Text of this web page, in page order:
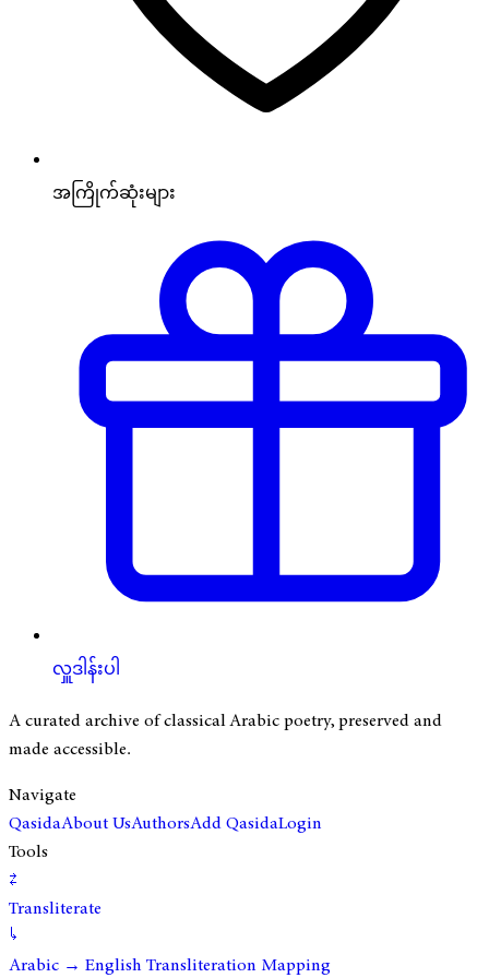
အကြိုက်ဆုံးများ
လှူဒါန်းပါ
A curated archive of classical Arabic poetry, preserved and
made accessible.
Navigate
QasidaAbout UsAuthorsAdd QasidaLogin
Tools
⇄
Transliterate
↳
Arabic → English Transliteration Mapping